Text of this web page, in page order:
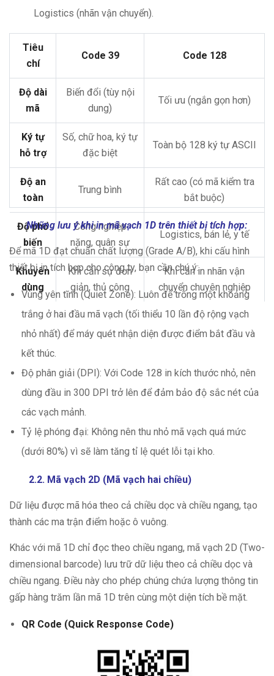
Logistics (nhãn vận chuyển).
Tiêu
chí
Code 39 Code 128
Độ dài
mã
Biến đổi (tùy nội
dung)
Tối ưu (ngắn gọn hơn)
Ký tự
hỗ trợ
Số, chữ hoa, ký tự
đặc biệt
Toàn bộ 128 ký tự ASCII
Độ an
toàn
Trung bình
Rất cao (có mã kiểm tra
bắt buộc)
Độ phổ
biến
Công nghiệp
nặng, quân sự
Logistics, bán lẻ, y tế
Khuyên
dùng
Khi cần sự đơn
giản, thủ công
Khi cần in nhãn vận
chuyển chuyên nghiệp
Những lưu ý khi in mã vạch 1D trên thiết bị tích hợp:
Để mã 1D đạt chuẩn chất lượng (Grade A/B), khi cấu hình
thiết bị in tích hợp cho công ty, bạn cần chú ý:
Vùng yên tĩnh (Quiet Zone): Luôn để trống một khoảng
trắng ở hai đầu mã vạch (tối thiểu 10 lần độ rộng vạch
nhỏ nhất) để máy quét nhận diện được điểm bắt đầu và
kết thúc.
Độ phân giải (DPI): Với Code 128 in kích thước nhỏ, nên
dùng đầu in 300 DPI trở lên để đảm bảo độ sắc nét của
các vạch mảnh.
Tỷ lệ phóng đại: Không nên thu nhỏ mã vạch quá mức
(dưới 80%) vì sẽ làm tăng tỉ lệ quét lỗi tại kho.
2.2. Mã vạch 2D (Mã vạch hai chiều)
Dữ liệu được mã hóa theo cả chiều dọc và chiều ngang, tạo
thành các ma trận điểm hoặc ô vuông.
Khác với mã 1D chỉ đọc theo chiều ngang, mã vạch 2D (Two-
dimensional barcode) lưu trữ dữ liệu theo cả chiều dọc và
chiều ngang. Điều này cho phép chúng chứa lượng thông tin
gấp hàng trăm lần mã 1D trên cùng một diện tích bề mặt.
QR Code (Quick Response Code)